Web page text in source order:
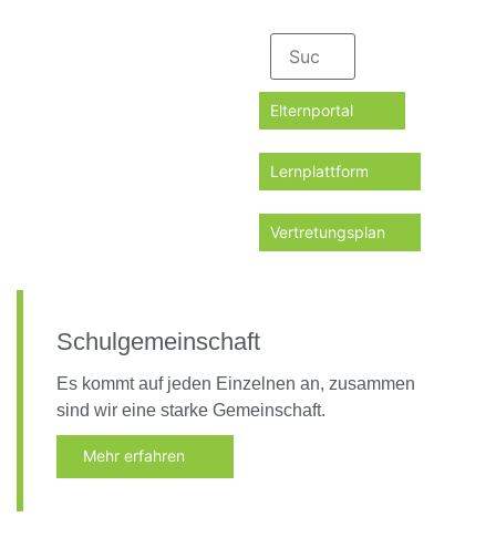
Elternportal
Lernplattform
Vertretungsplan
Schulgemeinschaft
Es kommt auf jeden Einzelnen an, zusammen
sind wir eine starke Gemeinschaft.
Mehr erfahren